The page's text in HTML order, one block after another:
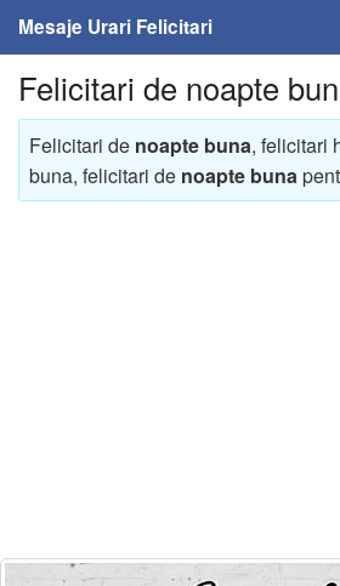
Mesaje Urari Felicitari
Home
Mesaje
Felicitari
Felicitari de noapte
Felicitari de noapte buna, felicitari
buna, felicitari de noapte buna